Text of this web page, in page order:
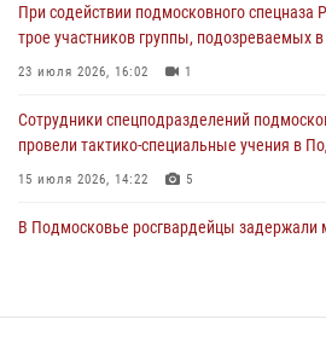
сигналам «Тревога» с охраняемых
04 августа 2026, 12:15
При содействии подмосковного спецназа
трое участников группы, подозреваемых
23 июля 2026, 16:02 1
Сотрудники спецподразделений
провели тактико-специальные учения в
15 июля 2026, 14:22 5
В Подмосковье росгвардейцы задержали